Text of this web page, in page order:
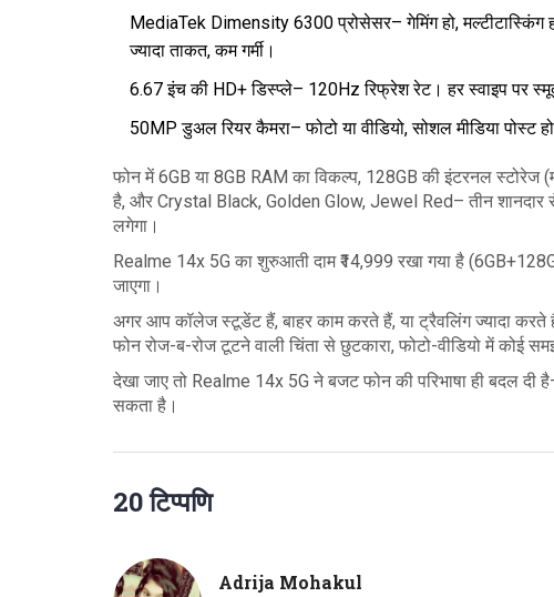
MediaTek Dimensity 6300 प्रोसेसर– गेमिंग हो, मल्टीटास्किंग
ज्यादा ताकत, कम गर्मी।
6.67 इंच की HD+ डिस्प्ले– 120Hz रिफ्रेश रेट। हर स्वाइप पर
50MP डुअल रियर कैमरा– फोटो या वीडियो, सोशल मीडिया पोस्ट
फोन में 6GB या 8GB RAM का विकल्प, 128GB की इंटरनल स्टोरेज
है, और Crystal Black, Golden Glow, Jewel Red– तीन शानदार
लगेगा।
Realme 14x 5G का शुरुआती दाम ₹14,999 रखा गया है
जाएगा।
अगर आप कॉलेज स्टूडेंट हैं, बाहर काम करते हैं, या ट्रैवलिंग ज्यादा करते
फोन रोज-ब-रोज टूटने वाली चिंता से छुटकारा, फोटो-वीडियो में कोई
देखा जाए तो Realme 14x 5G ने बजट फोन की परिभाषा ही बदल
सकता है।
20 टिप्पणि
Adrija Mohakul